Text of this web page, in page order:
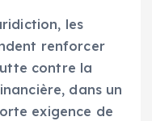
les
renforcer
contre la
dans un
exigence de